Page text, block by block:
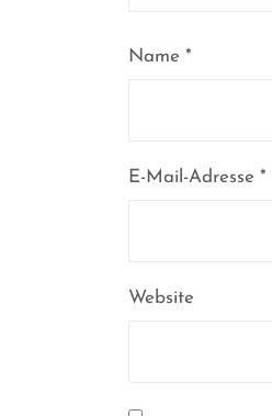
Name *
E-Mail-Adresse *
Website